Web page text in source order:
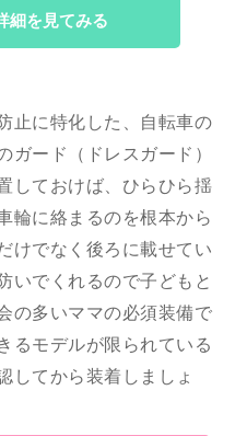
細を見てみる
止に特化した、自転車の
ガード（ドレスガード）
しておけば、ひらひら揺
輪に絡まるのを根本から
けでなく後ろに載せてい
いでくれるので子どもと
の多いママの必須装備で
るモデルが限られている
してから装着しましょ